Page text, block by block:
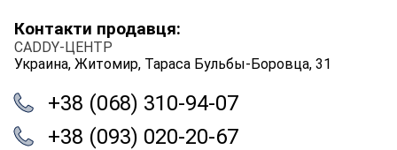
Контакти продавця:
CADDY-ЦЕНТР
Украина, Житомир, Тараса Бульбы-Боровца, 31
+38 (068) 310-94-07
+38 (093) 020-20-67